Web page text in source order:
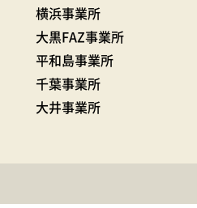
横浜事業所
大黒FAZ事業所
平和島事業所
千葉事業所
大井事業所